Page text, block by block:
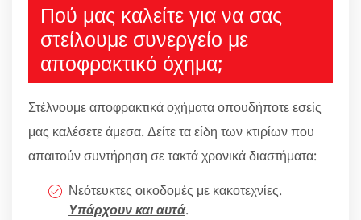
Πού μας καλείτε για να σας
στείλουμε συνεργείο με
αποφρακτικό όχημα;
Στέλνουμε αποφρακτικά οχήματα οπουδήποτε εσείς
μας καλέσετε άμεσα. Δείτε τα είδη των κτιρίων που
απαιτούν συντήρηση σε τακτά χρονικά διαστήματα:
Νεότευκτες οικοδομές με κακοτεχνίες.
Υπάρχουν και αυτά.